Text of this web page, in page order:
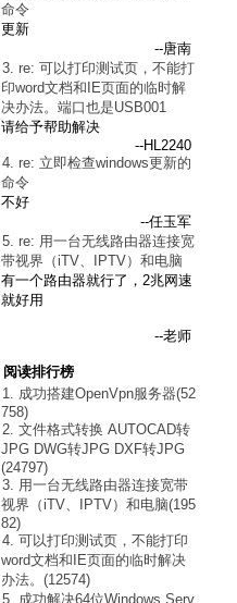
命令
更新
--唐南
3. re: 可以打印测试页，不能打
印word文档和IE页面的临时解
决办法。端口也是USB001
请给予帮助解决
--HL2240
4. re: 立即检查windows更新的
命令
不好
--任玉军
5. re: 用一台无线路由器连接宽
带视界（iTV、IPTV）和电脑
有一个路由器就行了，2兆网速
就好用
--老师
阅读排行榜
1. 成功搭建OpenVpn服务器(52
758)
2. 文件格式转换 AUTOCAD转
JPG DWG转JPG DXF转JPG
(24797)
3. 用一台无线路由器连接宽带
视界（iTV、IPTV）和电脑(195
82)
4. 可以打印测试页，不能打印
word文档和IE页面的临时解决
办法。(12574)
5. 成功解决64位Windows Serv